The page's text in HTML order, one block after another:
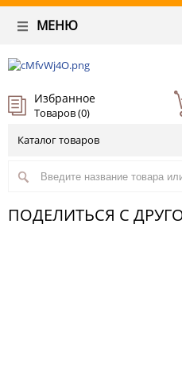
МЕНЮ
Избранное
Товаров (0)
Каталог товаров
ПОДЕЛИТЬСЯ С